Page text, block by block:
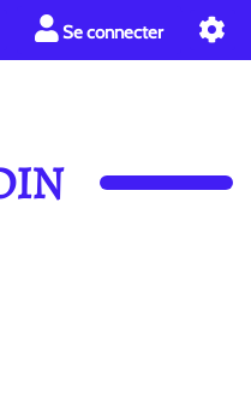
Se connecter